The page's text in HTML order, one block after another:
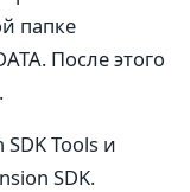
папке
После этого
Tools и
SDK.